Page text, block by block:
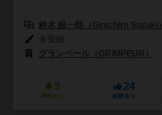
鈴木 銀一郎（Ginichiro Suzuki）
グランペール（GRIMPEUR）
3
興味あり
24
経験あり